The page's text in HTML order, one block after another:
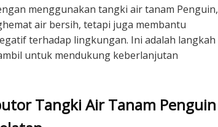
menggunakan tangki air tanam Penguin,
air bersih, tetapi juga membantu
terhadap lingkungan. Ini adalah langkah
untuk mendukung keberlanjutan
Tangki Air Tanam Penguin